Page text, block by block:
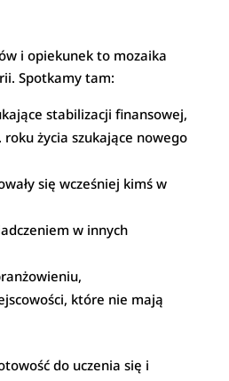
i opiekunek to mozaika
Spotkamy tam:
stabilizacji finansowej,
życia szukające nowego
się wcześniej kimś w
w innych
które nie mają
do uczenia się i